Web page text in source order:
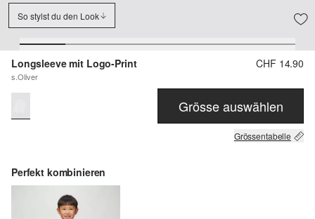
So stylst du den Look
Longsleeve mit Logo-Print
s.Oliver
CHF 14.90
Grösse auswählen
Grössentabelle
Perfekt kombinieren